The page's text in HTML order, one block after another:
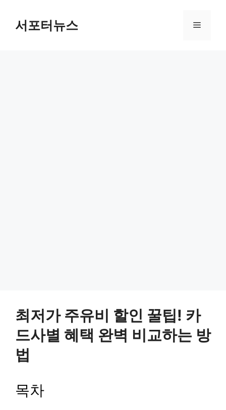
서포터뉴스 메
최저가 주유비 할인 꿀팁! 카
드사별 혜택 완벽 비교하는 방
법
목차